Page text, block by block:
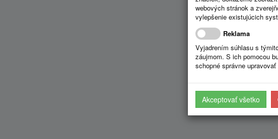
webových stránok a
vylepšenie existujúcich
Reklama
Vyjadrením súhlasu s
záujmom. S ich pomocou
schopné správne
Akceptovať všetko